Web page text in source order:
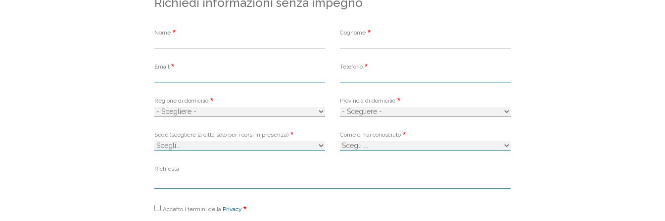
Richiedi informazioni senza impegno
Nome Cognome
Email Telefono
Regione di domicilio Provincia di domicilio
Sede (scegliere la città solo per i corsi in presenza) Come ci hai conosciuto
Richiesta
Accetto i termini della Privacy